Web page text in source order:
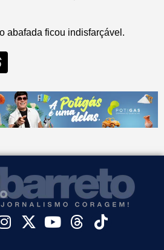
abafada ficou indisfarçável.